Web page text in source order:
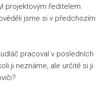
projektovým ředitelem.
jsme si v předchozím
pracoval v posledních
ji neznáme, ale určitě si ji